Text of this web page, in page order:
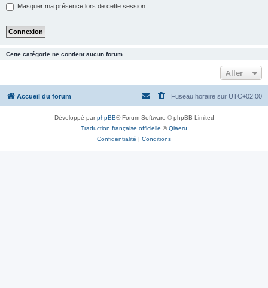
Masquer ma présence lors de cette session
Cette catégorie ne contient aucun forum.
Aller
Accueil du forum Fuseau horaire sur UTC+02:00
Développé parphpBB® Forum Software © phpBB Limited
Traduction française officielle ©Qiaeru
Confidentialité | Conditions